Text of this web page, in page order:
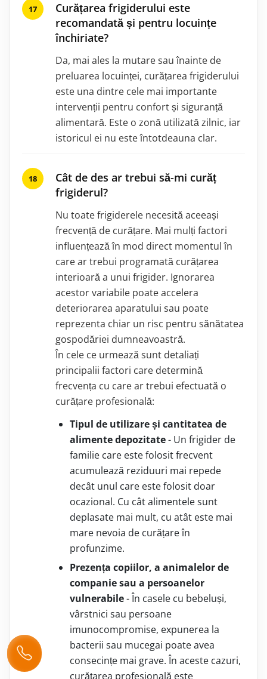
Curățarea frigiderului este
recomandată și pentru locuințe
închiriate?
Da, mai ales la mutare sau înainte de
preluarea locuinței, curățarea frigiderului
este una dintre cele mai importante
intervenții pentru confort și siguranță
alimentară. Este o zonă utilizată zilnic, iar
istoricul ei nu este întotdeauna clar.
Cât de des ar trebui să-mi curăț
frigiderul?
Nu toate frigiderele necesită aceeași
frecvență de curățare. Mai mulți factori
influențează în mod direct momentul în
care ar trebui programată curățarea
interioară a unui frigider. Ignorarea
acestor variabile poate accelera
deteriorarea aparatului sau poate
reprezenta chiar un risc pentru sănătatea
gospodăriei dumneavoastră.
În cele ce urmează sunt detaliați
principalii factori care determină
frecvența cu care ar trebui efectuată o
curățare profesională:
Tipul de utilizare și cantitatea de
alimente depozitate- Un frigider de
familie care este folosit frecvent
acumulează reziduuri mai repede
decât unul care este folosit doar
ocazional. Cu cât alimentele sunt
deplasate mai mult, cu atât este mai
mare nevoia de curățare în
profunzime.
Prezența copiilor, a animalelor de
companie sau a persoanelor
vulnerabile- În casele cu bebeluși,
vârstnici sau persoane
imunocompromise, expunerea la
bacterii sau mucegai poate avea
consecințe mai grave. În aceste cazuri,
curățarea profesională este